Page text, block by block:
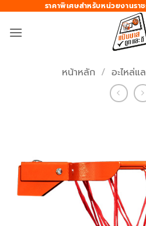
ยัง
ราคาพิเศษสำหรับหน่วยงานรา
หน้าหลัก / อะไหล่แ